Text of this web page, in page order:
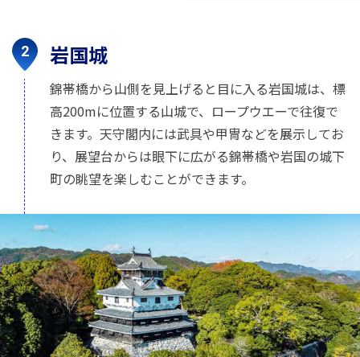
岩国城
錦帯橋から山側を見上げると目に入る岩国城は、標
高200mに位置する山城で、ロープウエーで往復で
きます。天守閣内には武具や甲冑などを展示してお
り、展望台からは眼下に広がる錦帯橋や岩国の城下
町の眺望を楽しむことができます。